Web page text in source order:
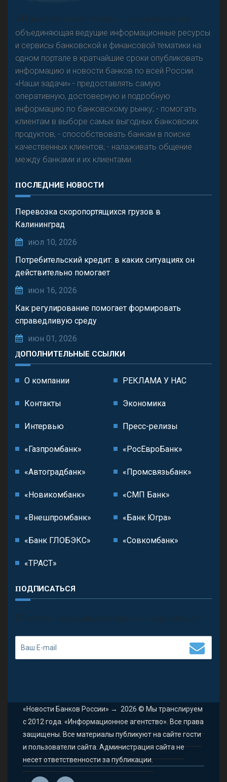
Резкого разворота на рынке автокредитов не
предвидится - «Интервью»
«Н
овости Банков России» – группа компаний,
объединяющая ведущие информационные ресурсы
и сервисы банковской и финансовой тематики на
одном портале в кратчайшие сроки опубликовать
информацию и новости банков по всей России.
«Наши задачи» - предоставлять самую
оперативную, достоверную и подробную
информацию по банковскому рынку; - помогать
клиентам в выборе самых выгодных банковских
продуктов; - способствовать банкам в поиске
качественных клиентов; - налаживать общение
между банками и их клиентами.
ПОСЛЕДНИЕ НОВОСТИ
Перевозка скоропортящихся грузов в
Калининград
июл 10, 2026
Потребительский кредит: в каких ситуациях он
действительно помогает
июн 16, 2026
Как регулирование помогает формировать
справедливую среду
июн 01, 2026
ДОПОЛНИТЕЛЬНЫЕ ССЫЛКИ
О компании РЕКЛАМА У НАС
Контакты Экономика
Интервью Пресс-релизы
«Газпромбанк» «РосЕвроБанк»
«Автоградбанк» «Промсвязьбанк»
«Новикомбанк» «СМП Банк»
«Внешпромбанк» «Банк Югра»
«Банк ГЛОБЭКС» «Совкомбанк»
«ТРАСТ»
ПОДПИСАТЬСЯ
П олучить последние обновления и предложения.
«Новости Банков России» → 2026 © Мы транслируем
с 2012 года. «Информационное агентство». Все права
защищены. Все материалы публикуют на сайте гости
и пользователи сайта. Администрация сайта не
несет ответственности за публикации.